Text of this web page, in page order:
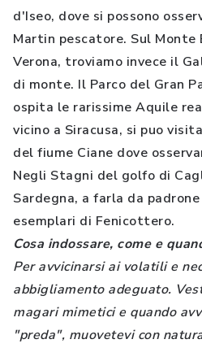
d'Iseo, dove si possono
Martin pescatore. Sul
Verona, troviamo invece il
di monte. Il Parco del Gran
ospita le rarissime Aquile
vicino a Siracusa, si puo
del fiume Ciane dove
Negli Stagni del golfo di
Sardegna, a farla da
esemplari di Fenicottero.
Cosa indossare, come e
Per avvicinarsi ai volatili e
abbigliamento adeguato.
magari mimetici e quando
"preda", muovetevi con